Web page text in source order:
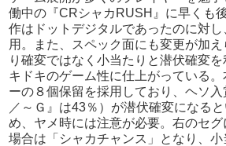
働中の『CRシャカRUSH』に早くも
作はドットデジタルであったのに対
用。また、スペック面にも変更が加
り確変ではなく小当たりと潜伏確変
キドキのゲーム性に仕上がっている。
ーの８個保留を採用しており、ヘソ
／～Ｇ』は43％）が潜伏確変になる
め、ヤメ時には注意が必要。右のセ
場合は「シャカチャンス」となり、